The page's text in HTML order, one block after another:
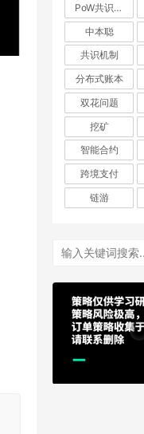
PoW共识机制
中本聪
共识机制
分布式账本
双花问题
挖矿
智能合约
跨境支付
链游